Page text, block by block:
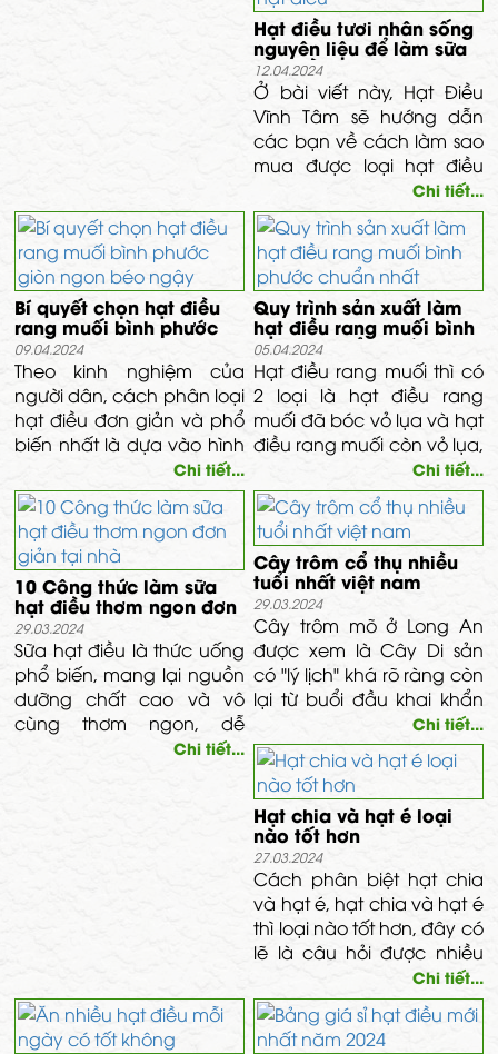
Hạt điều tươi nhân sống
nguyên liệu để làm sữa
hạt điều
12.04.2024
Ở bài viết này, Hạt Điều
Vĩnh Tâm sẽ hướng dẫn
các bạn về cách làm sao
mua được loại hạt điều
mới, tươi ngon với giá cả
phù hợp.
Chi tiết...
Bí quyết chọn hạt điều
rang muối bình phước
giòn ngon béo ngậy
09.04.2024
Theo kinh nghiệm của
người dân, cách phân loại
hạt điều đơn giản và phổ
biến nhất là dựa vào hình
dáng của hạt. Hạt điều
ngon là hạt điều vừa hạt,
tròn mẩy, chắc hạt và đều
nhau, không bị sâu mọt,
nấm, vết đen hay bất cứ
vết nám nào.
Chi tiết...
Quy trình sản xuất làm
hạt điều rang muối bình
phước chuẩn nhất
05.04.2024
Hạt điều rang muối thì có
2 loại là hạt điều rang
muối đã bóc vỏ lụa và hạt
điều rang muối còn vỏ lụa,
thông qua bài viết vĩnh
tâm xin được giới thiệu
quy trình rang muối của 2
loại này nhé.
Chi tiết...
10 Công thức làm sữa
hạt điều thơm ngon đơn
giản tại nhà
29.03.2024
Sữa hạt điều là thức uống
phổ biến, mang lại nguồn
dưỡng chất cao và vô
cùng thơm ngon, dễ
uống. Hơn thế, cách chế
Chi tiết...
Cây trôm cổ thụ nhiều
tuổi nhất việt nam
29.03.2024
Cây trôm mõ ở Long An
được xem là Cây Di sản
có "lý lịch" khá rõ ràng còn
lại từ buổi đầu khai khẩn
vùng đất Tây Nam bộ.Chi tiết...
Hạt chia và hạt é loại
nào tốt hơn
27.03.2024
Cách phân biệt hạt chia
và hạt é, hạt chia và hạt é
thì loại nào tốt hơn, đây có
lẽ là câu hỏi được nhiều
người quan tâm trong quá
trình sử dụng hai loại hạt
này.
Chi tiết...